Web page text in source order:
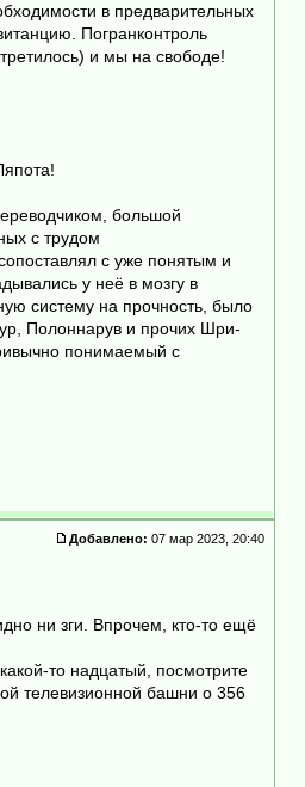
в предварительных
Погранконтроль
и мы на свободе!
большой
с трудом
с уже понятым и
у неё в мозгу в
систему на прочность, было
Полоннарув и прочих Шри-
понимаемый с
Добавлено: 07 мар 2023, 20:40
ни зги. Впрочем, кто-то ещё
то надцатый, посмотрите
телевизионной башни о 356